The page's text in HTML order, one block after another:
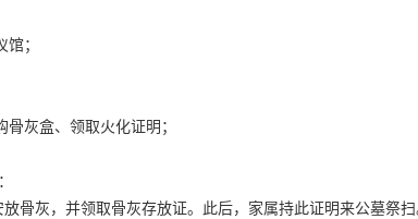
；
骨灰盒、领取火化证明；
骨灰，并领取骨灰存放证。此后，家属持此证明来公墓祭扫